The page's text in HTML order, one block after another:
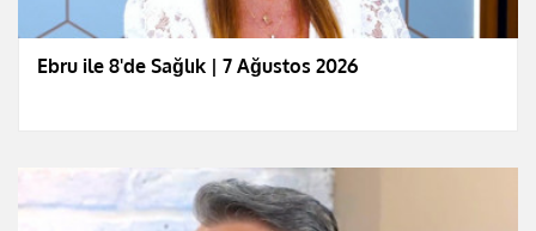
Ebru ile 8'de Sağlık | 7 Ağustos 2026